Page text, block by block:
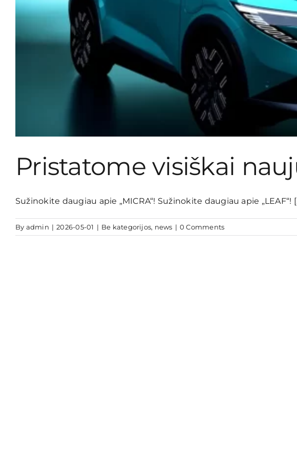
Pristatome visiškai
Sužinokite daugiau apie „MICRA“! Sužinokite daugiau apie „LEAF“!
By admin | 2026-05-01 | Be kategorijos, news | 0 Comments